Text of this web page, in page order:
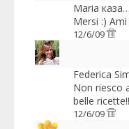
Maria каза…
Mersi :)
12/6/09
Federica
Non riesco
belle
12/6/09